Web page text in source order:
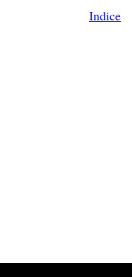
Indice